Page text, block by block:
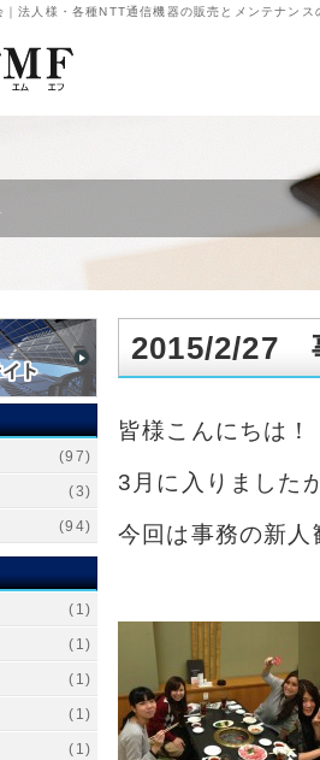
人様・各種NTT通信機器の販売とメンテナンス
2015/2/27
皆様こんにちは！
3月に入りました
今回は事務の新
(97)
(3)
(94)
(1)
(1)
(1)
(1)
(1)